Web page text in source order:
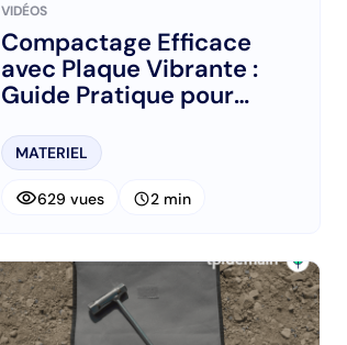
VIDÉOS
Compactage Efficace
avec Plaque Vibrante :
Guide Pratique pour
MATERIEL
visibility629 vues schedule2 min